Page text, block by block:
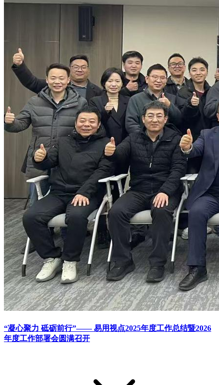
“凝心聚力 砥砺前行”—— 易用视点2025年度工作总结暨2026
年度工作部署会圆满召开